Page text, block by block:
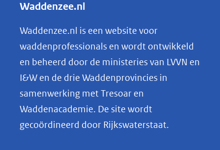
e
n
o
p
k
e
Waddenzee.nl
Waddenzee.nl is een website voor
waddenprofessionals en wordt ontwikkeld
en beheerd door de ministeries van LVVN en
I&W en de drie Waddenprovincies in
samenwerking met Tresoar en
Waddenacademie. De site wordt
gecoördineerd door Rijkswaterstaat.